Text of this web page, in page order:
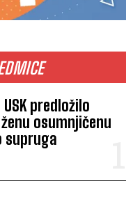
predložilo
osumnjičenu
supruga